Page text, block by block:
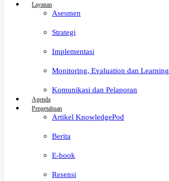
Layanan
Asesmen
Strategi
Implementasi
Monitoring, Evaluation dan Learning
Komunikasi dan Pelaporan
Agenda
Pengetahuan
Artikel KnowledgePod
Berita
E-book
Resensi